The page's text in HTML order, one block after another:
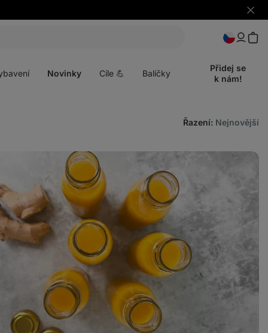
Skrýt
Novinky Cíle 💪 Balíčky
Přidej se
k nám!
Řazení: Nejnovější